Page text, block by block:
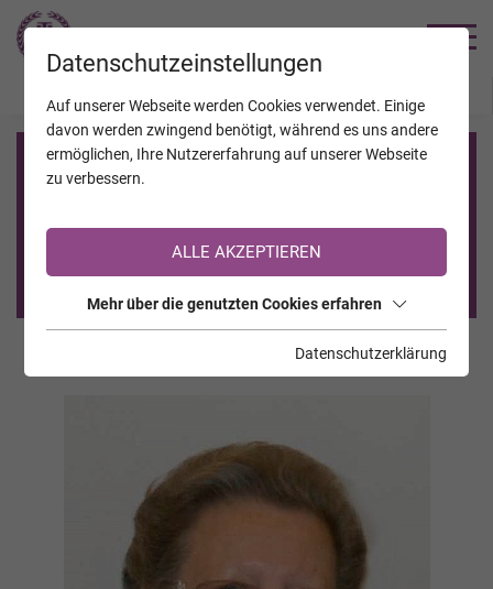
Registrierung auf TrauerHilfe.it
Sie sind noch nicht auf TrauerHilfe.it registriert?
>> zur kostenlosen Registrierung <<
Datenschutzeinstellungen
Auf unserer Webseite werden Cookies verwendet. Einige
davon werden zwingend benötigt, während es uns andere
ermöglichen, Ihre Nutzererfahrung auf unserer Webseite
zu verbessern.
ALLE AKZEPTIEREN
Mehr über die genutzten Cookies erfahren
Datenschutzerklärung
JAHRESTAGE KALENDER VERSTORBENE